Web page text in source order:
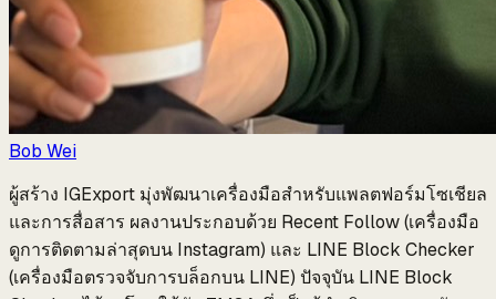
Bob Wei
ผู้สร้าง IGExport มุ่งพัฒนาเครื่องมือสำหรับแพลตฟอร์มโซเชียล
และการสื่อสาร ผลงานประกอบด้วย Recent Follow (เครื่องมือ
ดูการติดตามล่าสุดบน Instagram) และ LINE Block Checker
(เครื่องมือตรวจจับการบล็อกบน LINE) ปัจจุบัน LINE Block